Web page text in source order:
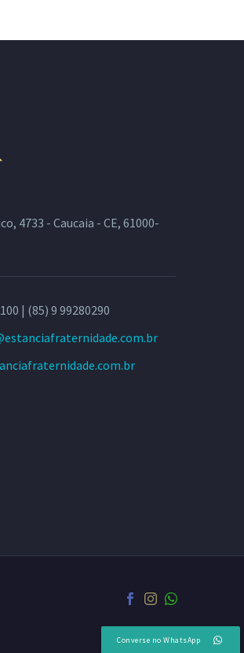
4733 - Caucaia - CE, 61000-
| (85) 9 99280290
Converse no WhatsApp